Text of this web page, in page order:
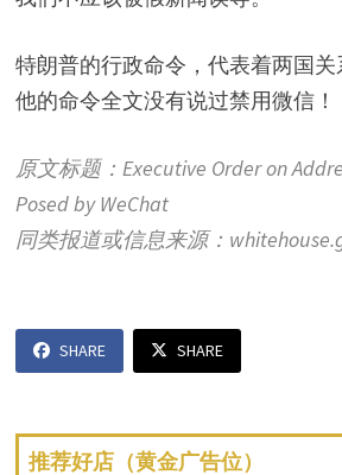
特朗普的行政命令，代表着两国
他的命令全文没有说过禁用微信！
原文标题：Executive Order on
Posed by WeChat
同类报道或信息来源：
SHARE SHARE
推荐好店（黄金广告位）